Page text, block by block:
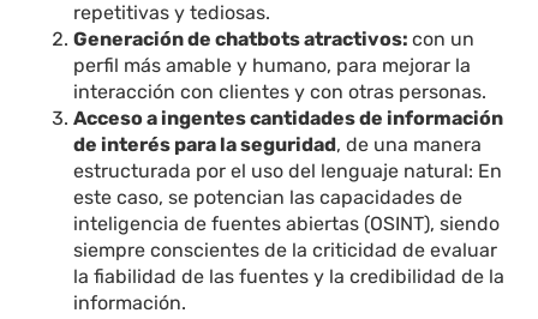
repetitivas y tediosas.
Generación de chatbots atractivos:con un
perfil más amable y humano, para mejorar la
interacción con clientes y con otras personas.
Acceso a ingentes cantidades de información
de interés para la seguridad, de una manera
estructurada por el uso del lenguaje natural: En
este caso, se potencian las capacidades de
inteligencia de fuentes abiertas (OSINT), siendo
siempre conscientes de la criticidad de evaluar
la fiabilidad de las fuentes y la credibilidad de la
información.